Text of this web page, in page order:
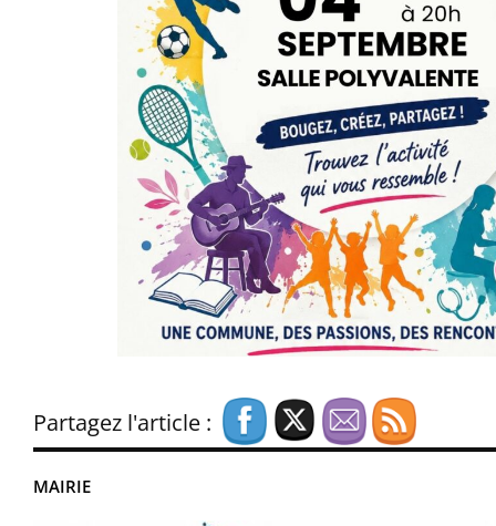
MAIRIE
Partagez l'article :